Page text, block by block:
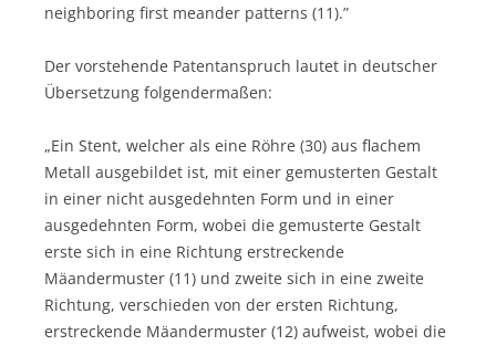
neighboring first meander patterns (11).”
Der vorstehende Patentanspruch lautet in deutscher
Übersetzung folgendermaßen:
„Ein Stent, welcher als eine Röhre (30) aus flachem
Metall ausgebildet ist, mit einer gemusterten Gestalt
in einer nicht ausgedehnten Form und in einer
ausgedehnten Form, wobei die gemusterte Gestalt
erste sich in eine Richtung erstreckende
Mäandermuster (11) und zweite sich in eine zweite
Richtung, verschieden von der ersten Richtung,
erstreckende Mäandermuster (12) aufweist, wobei die